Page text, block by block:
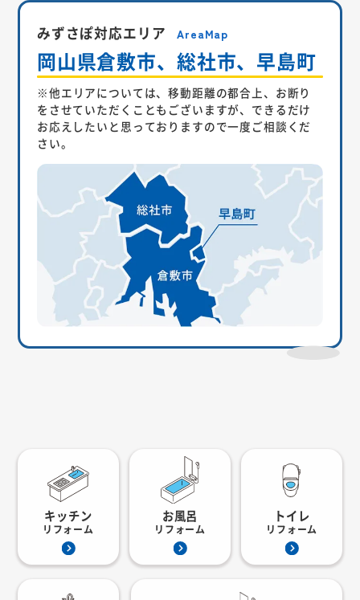
みずさぽ対応エリア AreaMap
岡山県倉敷市、総社市、早島町
他エリアについては、移動距離の都合上、お断り
をさせていただくこともございますが、できるだけ
お応えしたいと思っておりますので一度ご相談くだ
さい。
キッチン
リフォーム
お風呂
リフォーム
トイレ
リフォーム